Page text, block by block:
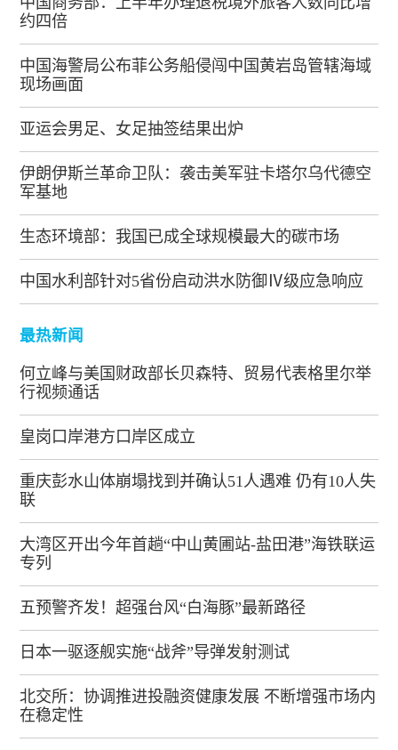
约四倍
中国海警局公布菲公务船侵闯中国黄岩岛管辖海域
现场画面
亚运会男足、女足抽签结果出炉
伊朗伊斯兰革命卫队：袭击美军驻卡塔尔乌代德空
军基地
生态环境部：我国已成全球规模最大的碳市场
中国水利部针对5省份启动洪水防御Ⅳ级应急响应
最热新闻
何立峰与美国财政部长贝森特、贸易代表格里尔举
行视频通话
皇岗口岸港方口岸区成立
重庆彭水山体崩塌找到并确认51人遇难 仍有10人失
联
大湾区开出今年首趟“中山黄圃站-盐田港”海铁联运
专列
五预警齐发！超强台风“白海豚”最新路径
日本一驱逐舰实施“战斧”导弹发射测试
北交所：协调推进投融资健康发展 不断增强市场内
在稳定性